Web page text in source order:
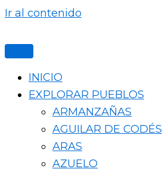
Ir al contenido
INICIO
EXPLORAR PUEBLOS
ARMANZAÑAS
AGUILAR DE CODÉS
ARAS
AZUELO